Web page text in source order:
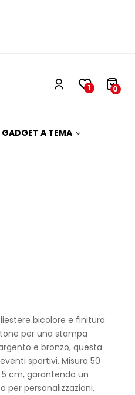
1 0
GADGET A TEMA
bicolore e finitura
per una stampa
e bronzo, questa
sportivi. Misura 50
cm, garantendo un
per personalizzazioni,